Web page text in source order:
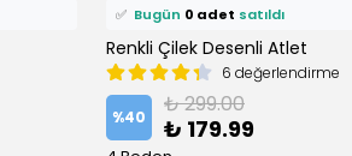
✅ Bugün 0 adet satıldı
Renkli Çilek Desenli Atlet
6 değerlendirme
%40 ₺ 299.00
₺ 179.99